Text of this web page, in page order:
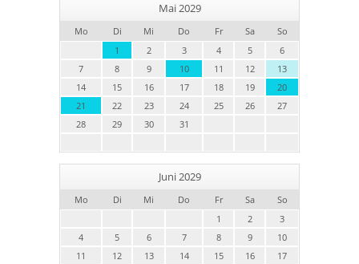
Mai 2029
Mo Di Mi Do Fr Sa
So
1
2 3 4 5
6
7
8 9 10 11 12
13
14
15 16 17 18 19
20
21
22 23 24 25 26
27
28
29 30 31
Juni 2029
Mo Di Mi Do Fr Sa
So
1
2
3
4
5 6 7 8 9
10
11
12 13 14 15 16
17